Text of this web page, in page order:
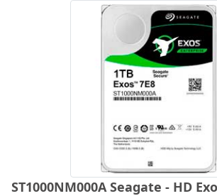
ST1000NM000A Seagate - HD